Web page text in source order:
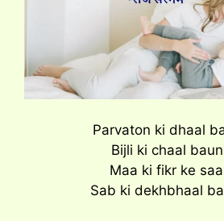
Parvaton ki dhaal
Bijli ki chaal
Maa ki fikr ke
Sab ki dekhbhaal